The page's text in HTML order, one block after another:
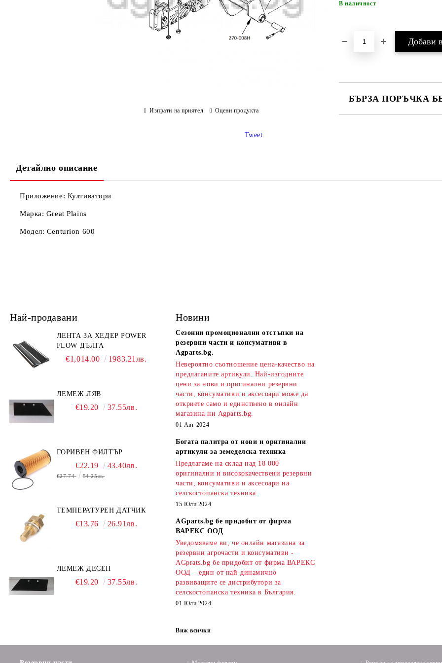
В наличност
БЪРЗА ПОРЪЧКА
Изпрати на приятел Оцени продукта
Tweet
Детайлно описание
Приложение: Култиватори
Марка: Great Plains
Модел: Centurion 600
Най-продавани
ЛЕНТА ЗА ХЕДЕР POWER
FLOW ДЪЛГА
€1,014.00 1983.21лв.
ЛЕМЕЖ ЛЯВ
€19.20 37.55лв.
ГОРИВЕН ФИЛТЪР
€22.19 43.40лв.
€27.74 54.25лв.
ТЕМПЕРАТУРЕН ДАТЧИК
€13.76 26.91лв.
ЛЕМЕЖ ДЕСЕН
€19.20 37.55лв.
Новини
Сезонни промоционални отстъпки на
резервни части и консумативи в
Agparts.bg.
Невероятно съотношение цена-качество на
предлаганите артикули. Най-изгодните
цени за нови и оригинални резервни
части, консумативи и аксесоари може да
откриете само и единствено в онлайн
магазина ни Agparts.bg.
01 Авг 2024
Богата палитра от нови и оригинални
артикули за земеделска техника
Предлагаме на склад над 18 000
оригинални и висококачествени резервни
части, консумативи и аксесоари на
селскостопанска техника.
15 Юли 2024
AGparts.bg бе придобит от фирма
ВАРЕКС ООД
Уведомяваме ви, че онлайн магазина за
резервни агрочасти и консумативи -
AGprats.bg бе придобит от фирма ВАРЕКС
ООД – един от най-динамично
развиващите се дистрибутори за
селскостопанска техника в България.
01 Юли 2024
Виж всички